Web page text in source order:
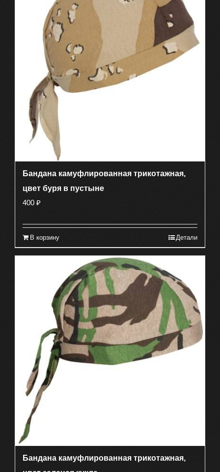
Бандана камуфлированная трикотажная,
цвет буря в пустыне
400 ₽
В корзину Детали
Бандана камуфлированная трикотажная,